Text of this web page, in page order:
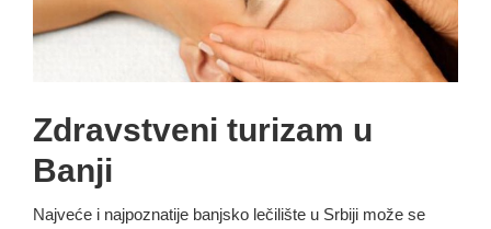
Zdravstveni turizam u
Banji
Najveće i najpoznatije banjsko lečilište u Srbiji može se